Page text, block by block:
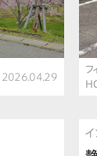
2026.04.29
フ
イ